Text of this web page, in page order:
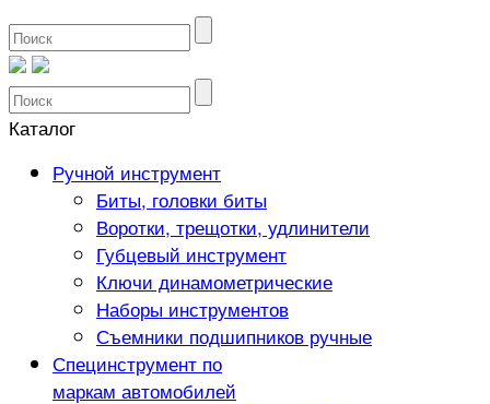
Каталог
Ручной инструмент
Биты, головки биты
Воротки, трещотки, удлинители
Губцевый инструмент
Ключи динамометрические
Наборы инструментов
Съемники подшипников ручные
Специнструмент по
маркам автомобилей